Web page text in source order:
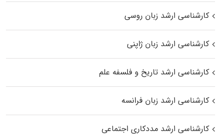
کارشناسی ارشد زبان روسی
کارشناسی ارشد زبان ژاپنی
کارشناسی ارشد تاریخ و فلسفه علم
کارشناسی ارشد زبان فرانسه
کارشناسی ارشد مددکاری اجتماعی